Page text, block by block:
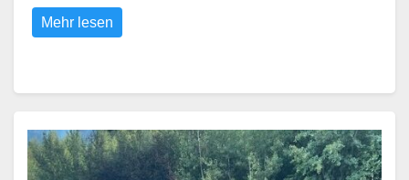
Mehr lesen